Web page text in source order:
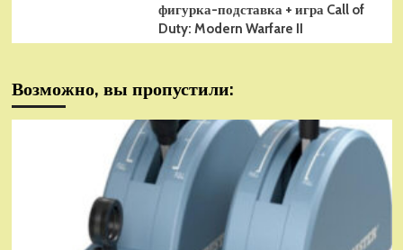
фигурка-подставка + игра Call of
Duty: Modern Warfare II
Возможно, вы пропустили: